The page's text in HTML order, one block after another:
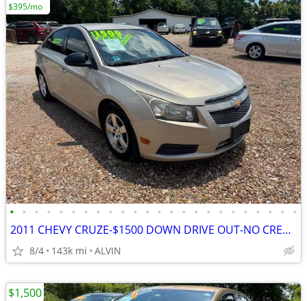
• • • • • • • • • • • • • • • • • • • • • • • •
2011 CHEVY CRUZE-$1500 DOWN DRIVE OUT-NO CREDIT CHECK-NO INTEREST-
8/4 143k mi ALVIN
$395/mo
$1,500